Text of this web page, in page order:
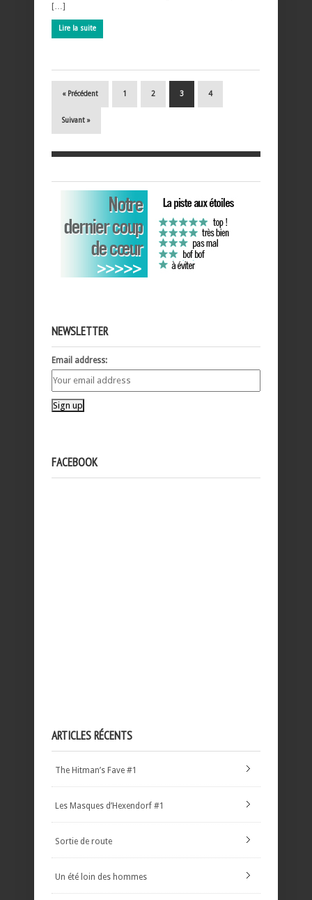
[…]
Lire la suite
« Précédent 1 2 3 4
Suivant »
NEWSLETTER
Email address:
FACEBOOK
ARTICLES RÉCENTS
The Hitman’s Fave #1
Les Masques d’Hexendorf #1
Sortie de route
Un été loin des hommes